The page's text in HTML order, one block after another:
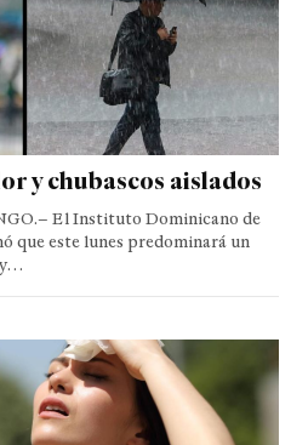
y chubascos aislados
El Instituto Dominicano de
este lunes predominará un
y…